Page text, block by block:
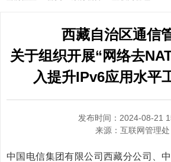
西藏自治区通信
关于组织开展“网络去
入提升IPv6应用水平
发布时间：2024-08-21
来源： 互联网管理处
中国电信集团有限公司西藏分公司、